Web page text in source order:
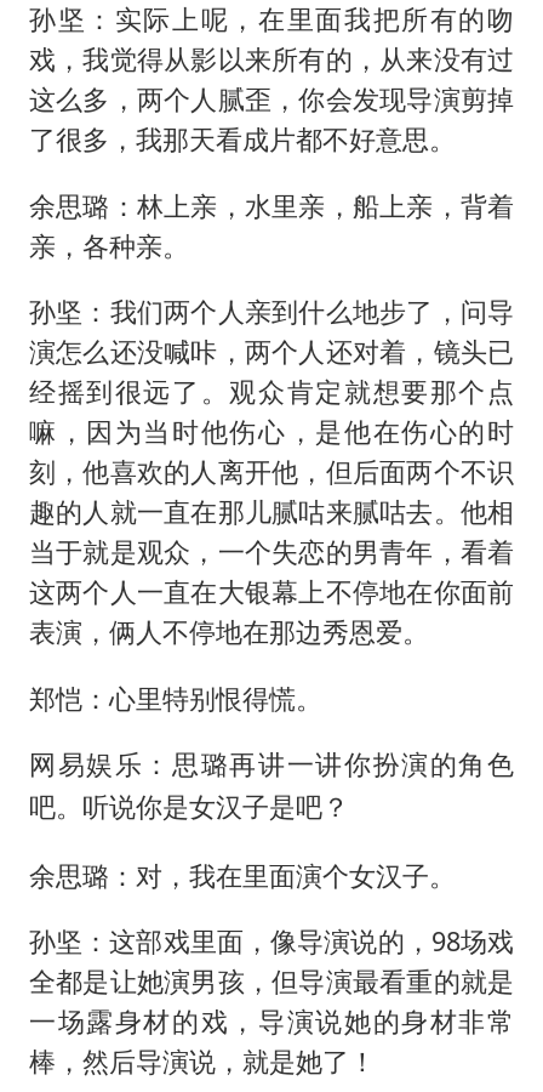
孙坚：实际上呢，在里面我把所有的吻
戏，我觉得从影以来所有的，从来没有过
这么多，两个人腻歪，你会发现导演剪掉
了很多，我那天看成片都不好意思。
余思璐：林上亲，水里亲，船上亲，背着
亲，各种亲。
孙坚：我们两个人亲到什么地步了，问导
演怎么还没喊咔，两个人还对着，镜头已
经摇到很远了。观众肯定就想要那个点
嘛，因为当时他伤心，是他在伤心的时
刻，他喜欢的人离开他，但后面两个不识
趣的人就一直在那儿腻咕来腻咕去。他相
当于就是观众，一个失恋的男青年，看着
这两个人一直在大银幕上不停地在你面前
表演，俩人不停地在那边秀恩爱。
郑恺：心里特别恨得慌。
网易娱乐：思璐再讲一讲你扮演的角色
吧。听说你是女汉子是吧？
余思璐：对，我在里面演个女汉子。
孙坚：这部戏里面，像导演说的，98场戏
全都是让她演男孩，但导演最看重的就是
一场露身材的戏，导演说她的身材非常
棒，然后导演说，就是她了！